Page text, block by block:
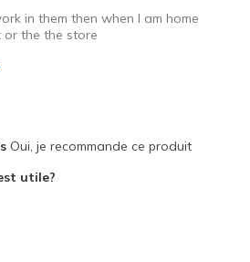
in them then when I am home
the the store
Oui, je recommande ce produit
utile?